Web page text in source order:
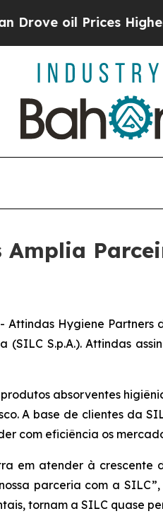
oil Prices Higher,
-- Attindas Hygiene
S.p.A.). Attindas
absorventes
A base de clientes da
com eficiência os
em atender à
parceria com a
tornam a SILC quase